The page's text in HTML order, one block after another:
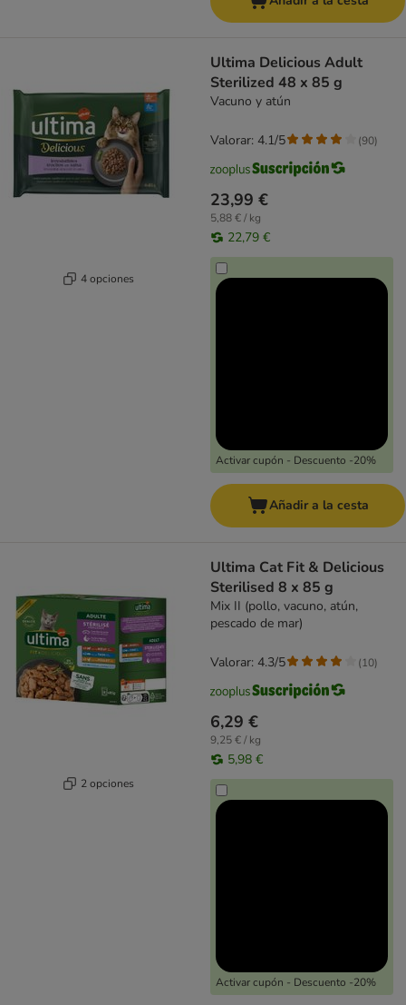
4 opciones
Ultima Delicious Adult
Sterilized 48 x 85 g
Vacuno y atún
23,99 €
5,88 € / kg
22,79 €
Activar cupón - Descuento -20%
Valorar: 4.1/5 (90)
Añadir a la cesta
2 opciones
Ultima Cat Fit & Delicious
Sterilised 8 x 85 g
Mix II (pollo, vacuno, atún,
pescado de mar)
6,29 €
9,25 € / kg
5,98 €
Activar cupón - Descuento -20%
Valorar: 4.3/5 (10)